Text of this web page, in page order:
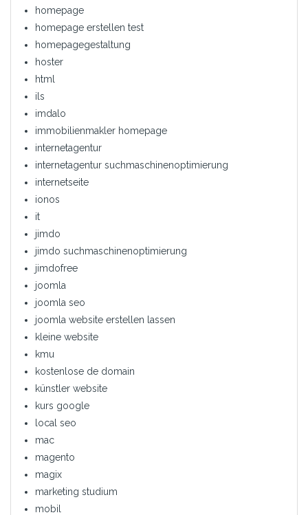
homepage
homepage erstellen test
homepagegestaltung
hoster
html
ils
imdalo
immobilienmakler homepage
internetagentur
internetagentur suchmaschinenoptimierung
internetseite
ionos
it
jimdo
jimdo suchmaschinenoptimierung
jimdofree
joomla
joomla seo
joomla website erstellen lassen
kleine website
kmu
kostenlose de domain
künstler website
kurs google
local seo
mac
magento
magix
marketing studium
mobil